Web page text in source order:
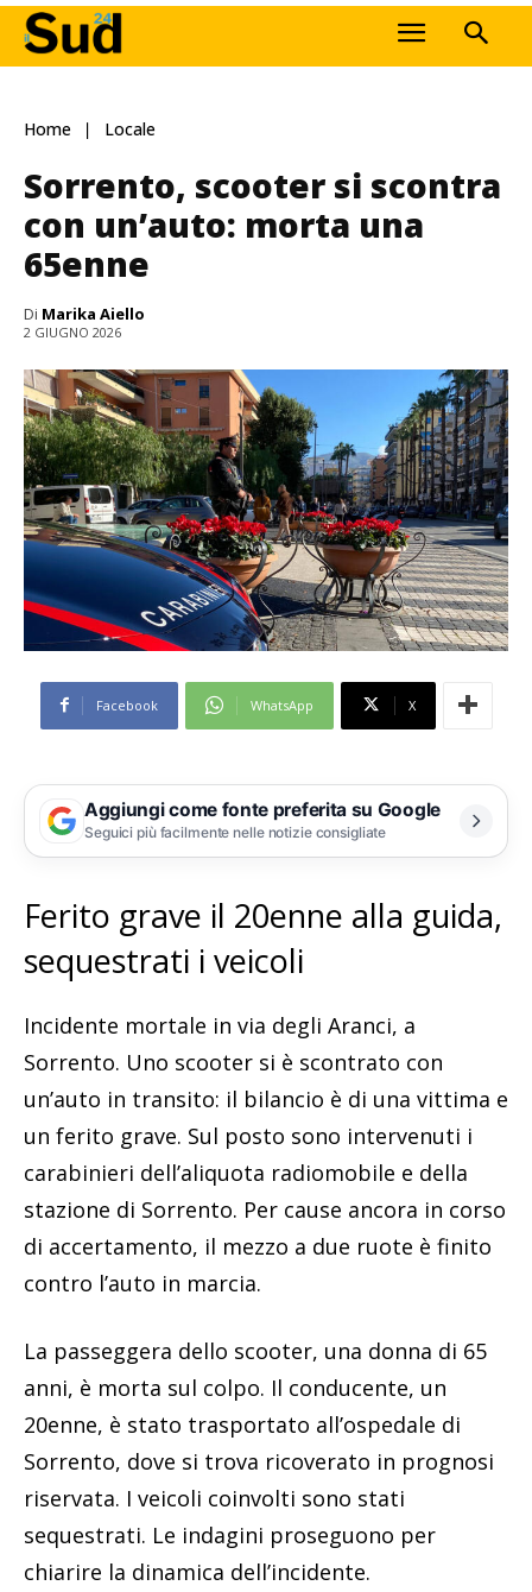
Home Locale
Sorrento, scooter si scontra
con un’auto: morta una
65enne
Di Marika Aiello
2 GIUGNO 2026
Facebook WhatsApp X
Aggiungi come fonte preferita su Google
Seguici più facilmente nelle notizie consigliate
Ferito grave il 20enne alla guida,
sequestrati i veicoli
Incidente mortale in via degli Aranci, a
Sorrento. Uno scooter si è scontrato con
un’auto in transito: il bilancio è di una vittima e
un ferito grave. Sul posto sono intervenuti i
carabinieri dell’aliquota radiomobile e della
stazione di Sorrento. Per cause ancora in corso
di accertamento, il mezzo a due ruote è finito
contro l’auto in marcia.
La passeggera dello scooter, una donna di 65
anni, è morta sul colpo. Il conducente, un
20enne, è stato trasportato all’ospedale di
Sorrento, dove si trova ricoverato in prognosi
riservata. I veicoli coinvolti sono stati
sequestrati. Le indagini proseguono per
chiarire la dinamica dell’incidente.